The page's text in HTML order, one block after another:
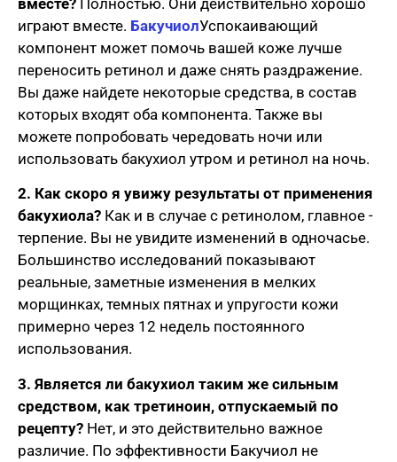
вместе? Полностью. Они действительно хорошо
играют вместе. БакучиолУспокаивающий
компонент может помочь вашей коже лучше
переносить ретинол и даже снять раздражение.
Вы даже найдете некоторые средства, в состав
которых входят оба компонента. Также вы
можете попробовать чередовать ночи или
использовать бакухиол утром и ретинол на ночь.
2. Как скоро я увижу результаты от применения
бакухиола? Как и в случае с ретинолом, главное -
терпение. Вы не увидите изменений в одночасье.
Большинство исследований показывают
реальные, заметные изменения в мелких
морщинках, темных пятнах и упругости кожи
примерно через 12 недель постоянного
использования.
3. Является ли бакухиол таким же сильным
средством, как третиноин, отпускаемый по
рецепту? Нет, и это действительно важное
различие. По эффективности Бакучиол не